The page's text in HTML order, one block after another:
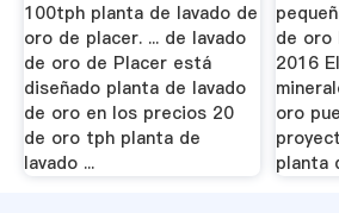
100tph planta de lavado de
oro de placer. ... de lavado
de oro de Placer está
diseñado planta de lavado
de oro en los precios 20
de oro tph planta de
lavado ...
de oro
2016
oro
planta